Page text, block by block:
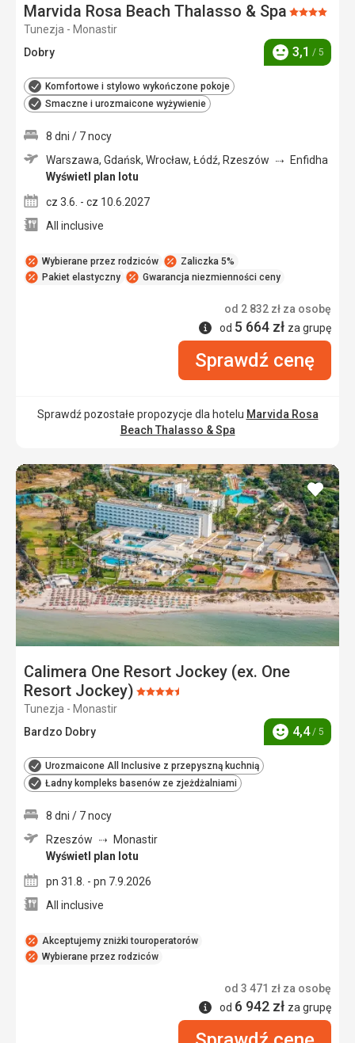
Marvida Rosa Beach Thalasso & Spa Ocena:
Tunezja - Monastir
Dobry
Ocena
3,1 / 5
Komfortowe i stylowo wykończone pokoje
Smaczne i urozmaicone wyżywienie
Wybierane przez rodziców
Zaliczka 5%
Pakiet elastyczny
Gwarancja niezmienności ceny
8 dni / 7 nocy
Warszawa, Gdańsk, Wrocław, Łódź, Rzeszów
Enfidha
Wyświetl plan lotu
cz 3.6. - cz 10.6.2027
All inclusive
od 2 832 zł za osobę
Informacje
od 5 664 zł za grupę
Sprawdź cenę
Sprawdź pozostałe propozycje dla hotelu Marvida Rosa
Beach Thalasso & Spa
Calimera One Resort Jockey (ex. One
Resort Jockey) Ocena:
Tunezja - Monastir
Bardzo Dobry
Ocena
4,4/ 5
Urozmaicone All Inclusive z przepyszną kuchnią
Ładny kompleks basenów ze zjeżdżalniami
dodaj
do
Akceptujemy zniżki touroperatorów
Wybierane przez rodziców
8 dni / 7 nocy
Rzeszów
Monastir
Wyświetl plan lotu
pn 31.8. - pn 7.9.2026
All inclusive
od 3 471 zł za osobę
Informacje
od 6 942 zł za grupę